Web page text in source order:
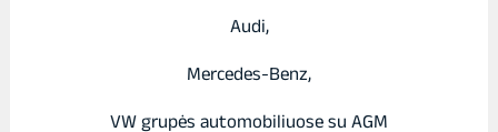
Audi,
Mercedes-Benz,
VW grupės automobiliuose su AGM